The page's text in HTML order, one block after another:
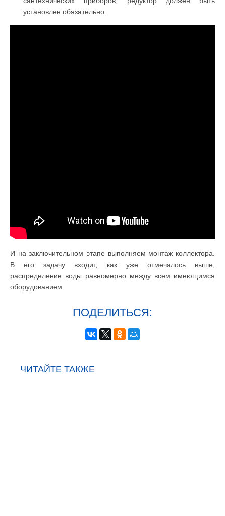
установлен обязательно.
И на заключительном этапе выполняем монтаж коллектора.
В его задачу входит, как уже отмечалось выше,
распределение воды равномерно между всем имеющимся
оборудованием.
ПОДЕЛИТЬСЯ:
ЧИТАЙТЕ ТАКЖЕ